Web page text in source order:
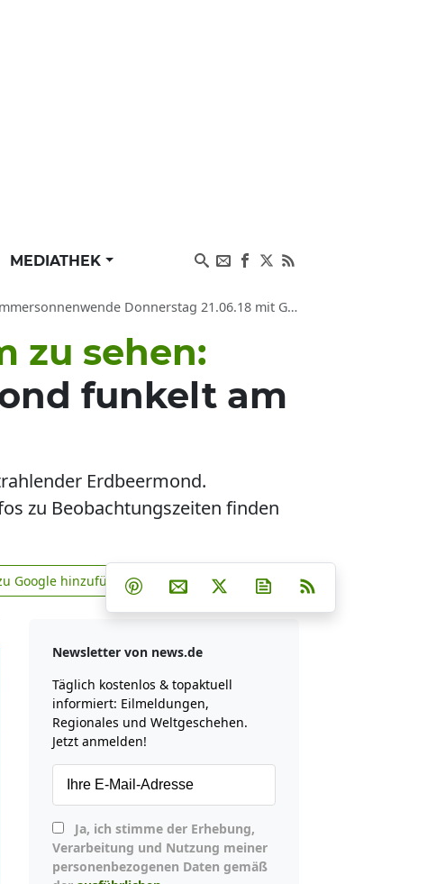
MEDIATHEK
Donnerstag 21.06.18 mit Goldener Henkel
zu sehen:
funkelt am
Erdbeermond.
zu Beobachtungszeiten finden
news.de zu Google hinzufügen
Google hinzufügen Teilen auf Facebook
Teilen auf Whatsapp
Teilen auf Telegram
Teilen auf Pinterest
Per E-Mail teilen
Post auf XNewsletter
Newsletter von news.de
Täglich kostenlos & topaktuell
informiert: Eilmeldungen,
Regionales und Weltgeschehen.
Jetzt anmelden!
Verarbeitung und Nutzung meiner
personenbezogenen Daten gemäß